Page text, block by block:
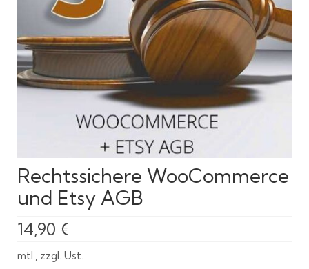
Warenkorb
Rechtssichere WooCommerce
und Etsy AGB
14,90 €
mtl., zzgl. Ust.